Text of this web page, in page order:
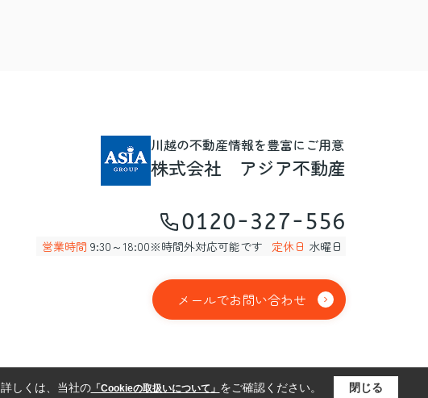
川越の不動産情報を豊富にご用意
株式会社 アジア不動産
0120-327-556
営業時間 9:30～18:00※時間外対応可能です 定休日 水曜日
メールでお問い合わせ
詳しくは、当社の「Cookieの取扱いについて」 をご確認ください。 閉じる